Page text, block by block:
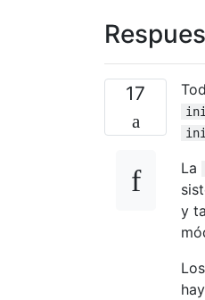
17
La
y